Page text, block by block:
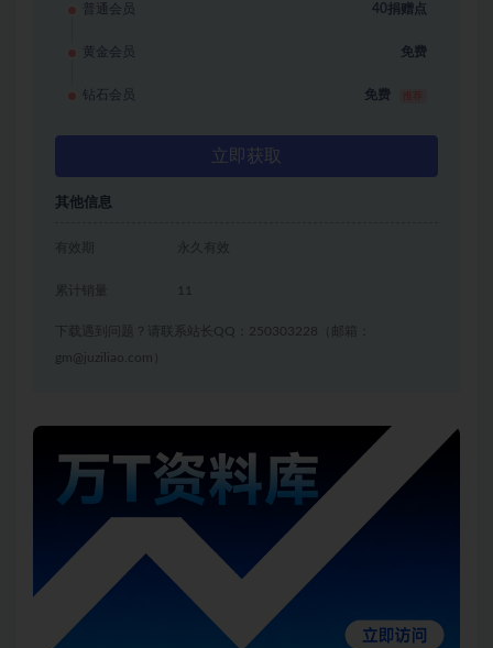
普通会员 40捐赠点
黄金会员 免费
钻石会员 免费
立即获取
其他信息
有效期 永久有效
累计销量 11
下载遇到问题？请联系站长QQ：250303228（邮箱：
gm@juziliao.com）